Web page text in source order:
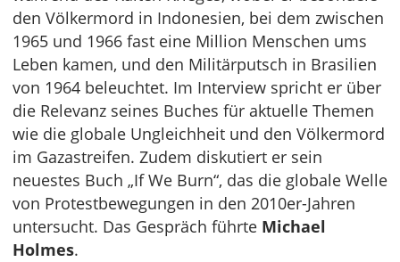
den Völkermord in Indonesien, bei dem zwischen
1965 und 1966 fast eine Million Menschen ums
Leben kamen, und den Militärputsch in Brasilien
von 1964 beleuchtet. Im Interview spricht er über
die Relevanz seines Buches für aktuelle Themen
wie die globale Ungleichheit und den Völkermord
im Gazastreifen. Zudem diskutiert er sein
neuestes Buch „If We Burn“, das die globale Welle
von Protestbewegungen in den 2010er-Jahren
untersucht. Das Gespräch führte Michael
Holmes.